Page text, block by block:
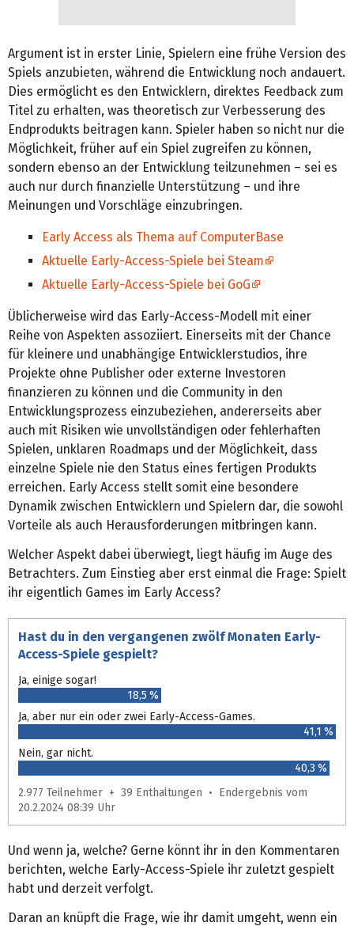
Argument ist in erster Linie, Spielern eine frühe Version des
Spiels anzubieten, während die Entwicklung noch andauert.
Dies ermöglicht es den Entwicklern, direktes Feedback zum
Titel zu erhalten, was theoretisch zur Verbesserung des
Endprodukts beitragen kann. Spieler haben so nicht nur die
Möglichkeit, früher auf ein Spiel zugreifen zu können,
sondern ebenso an der Entwicklung teilzunehmen – sei es
auch nur durch finanzielle Unterstützung – und ihre
Meinungen und Vorschläge einzubringen.
Early Access als Thema auf ComputerBase
Aktuelle Early-Access-Spiele bei Steam
Aktuelle Early-Access-Spiele bei GoG
Üblicherweise wird das Early-Access-Modell mit einer
Reihe von Aspekten assoziiert. Einerseits mit der Chance
für kleinere und unabhängige Entwicklerstudios, ihre
Projekte ohne Publisher oder externe Investoren
finanzieren zu können und die Community in den
Entwicklungsprozess einzubeziehen, andererseits aber
auch mit Risiken wie unvollständigen oder fehlerhaften
Spielen, unklaren Roadmaps und der Möglichkeit, dass
einzelne Spiele nie den Status eines fertigen Produkts
erreichen. Early Access stellt somit eine besondere
Dynamik zwischen Entwicklern und Spielern dar, die sowohl
Vorteile als auch Herausforderungen mitbringen kann.
Welcher Aspekt dabei überwiegt, liegt häufig im Auge des
Betrachters. Zum Einstieg aber erst einmal die Frage: Spielt
ihr eigentlich Games im Early Access?
Hast du in den vergangenen zwölf Monaten Early-
Access-Spiele gespielt?
Ja, einige sogar!
18,5 %
Ja, aber nur ein oder zwei Early-Access-Games.
41,1 %
Nein, gar nicht.
40,3 %
2.977 Teilnehmer + 39 Enthaltungen • Endergebnis vom
20.2.2024 08:39 Uhr
Und wenn ja, welche? Gerne könnt ihr in den Kommentaren
berichten, welche Early-Access-Spiele ihr zuletzt gespielt
habt und derzeit verfolgt.
Daran an knüpft die Frage, wie ihr damit umgeht, wenn ein